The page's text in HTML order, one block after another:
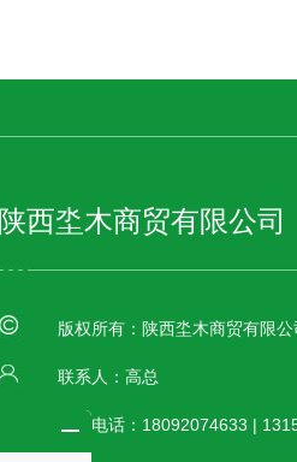
陕西坔木商贸有限公司
版权所有：陕西坔木商贸有限公
联系人：高总
联系电话：18092074633 |